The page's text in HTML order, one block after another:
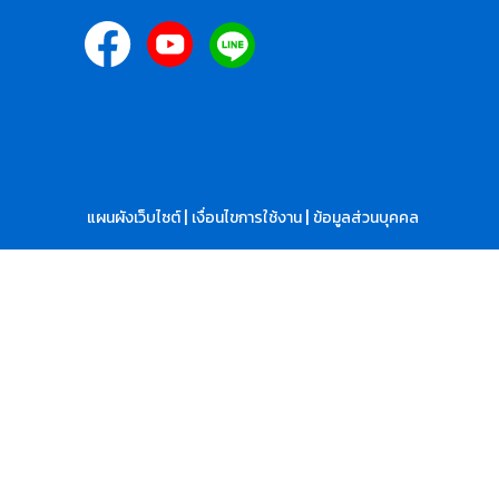
แผนผังเว็บไซต์| เงื่อนไขการใช้งาน| ข้อมูลส่วนบุคคล